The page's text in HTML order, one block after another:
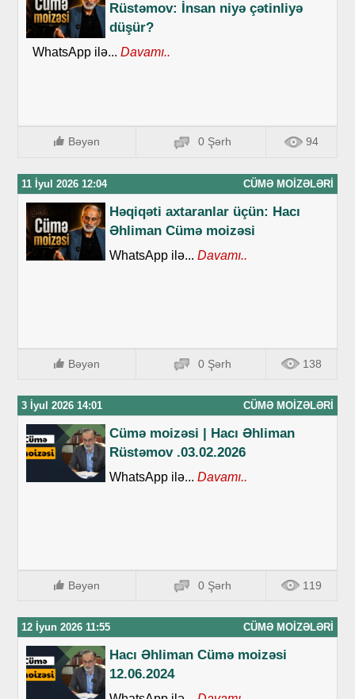
Rüstəmov: İnsan niyə çətinliyə
düşür?
WhatsApp ilə... Davamı..
Bəyən 0 Şərh 94
11 İyul 2026 12:04 CÜMƏ MOIZƏLƏRI
Həqiqəti axtaranlar üçün: Hacı
Əhliman Cümə moizəsi
WhatsApp ilə... Davamı..
Bəyən 0 Şərh 138
3 İyul 2026 14:01 CÜMƏ MOIZƏLƏRI
Cümə moizəsi | Hacı Əhliman
Rüstəmov .03.02.2026
WhatsApp ilə... Davamı..
Bəyən 0 Şərh 119
12 İyun 2026 11:55 CÜMƏ MOIZƏLƏRI
Hacı Əhliman Cümə moizəsi
12.06.2024